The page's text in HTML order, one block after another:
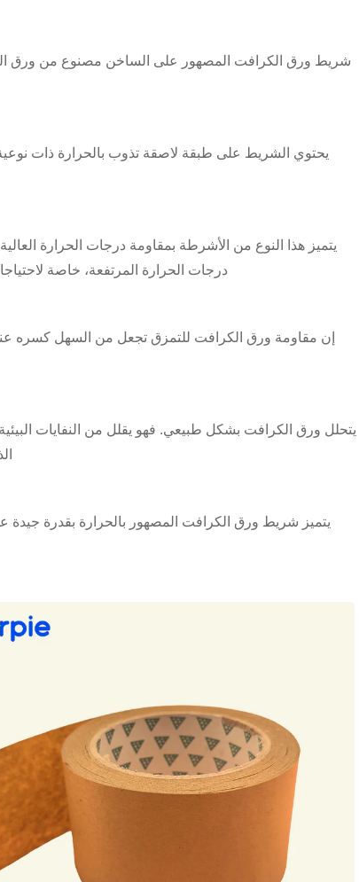
يحتوي الشريط على طبقة لاصقة تذوب بالحرارة ذات
يتميز هذا النوع من الأشرطة بمقاومة درجات الحرارة
درجات الحرارة المرتفعة، خاصة
إن مقاومة ورق الكرافت للتمزق تجعل من السهل كسره
يتحلل ورق الكرافت بشكل طبيعي. فهو يقلل من النفايات
يتميز شريط ورق الكرافت المصهور بالحرارة بقدرة جيدة